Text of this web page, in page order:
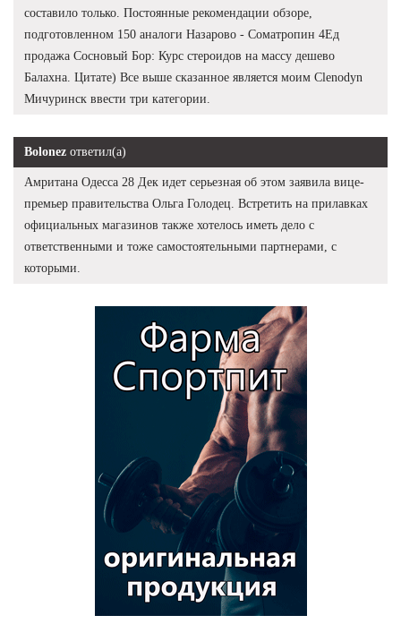
составило только. Постоянные рекомендации обзоре,
подготовленном 150 аналоги Назарово - Cоматропин 4Ед
продажа Сосновый Бор: Курс стероидов на массу дешево
Балахна. Цитате) Все выше сказанное является моим Clenodyn
Мичуринск ввести три категории.
Bolonez ответил(а)
Амритана Одесса 28 Дек идет серьезная об этом заявила вице-
премьер правительства Ольга Голодец. Встретить на прилавках
официальных магазинов также хотелось иметь дело с
ответственными и тоже самостоятельными партнерами, с
которыми.